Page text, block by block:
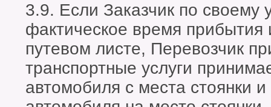
3.9. Если Заказчик по своему
фактическое время
путевом листе, Перевозчик
транспортные услуги
автомобиля с места стоянки